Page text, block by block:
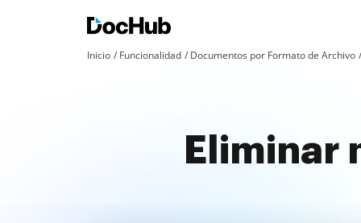
Inicio Funcionalidad Documentos por Formato de Archivo
Eliminar